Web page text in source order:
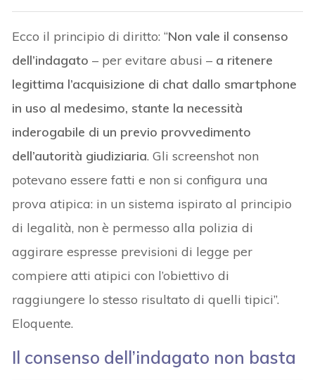
Ecco il principio di diritto: “Non vale il consenso
dell’indagato – per evitare abusi – a ritenere
legittima l’acquisizione di chat dallo smartphone
in uso al medesimo, stante la necessità
inderogabile di un previo provvedimento
dell’autorità giudiziaria. Gli screenshot non
potevano essere fatti e non si configura una
prova atipica: in un sistema ispirato al principio
di legalità, non è permesso alla polizia di
aggirare espresse previsioni di legge per
compiere atti atipici con l’obiettivo di
raggiungere lo stesso risultato di quelli tipici”.
Eloquente.
Il consenso dell’indagato non basta